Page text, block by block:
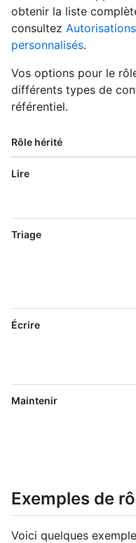
obtenir la liste
consultez
personnalisés.
Vos options pour le
différents types de
référentiel.
Rôle hérité
Lire
Triage
Écrire
Maintenir
Exemples de
Voici quelques